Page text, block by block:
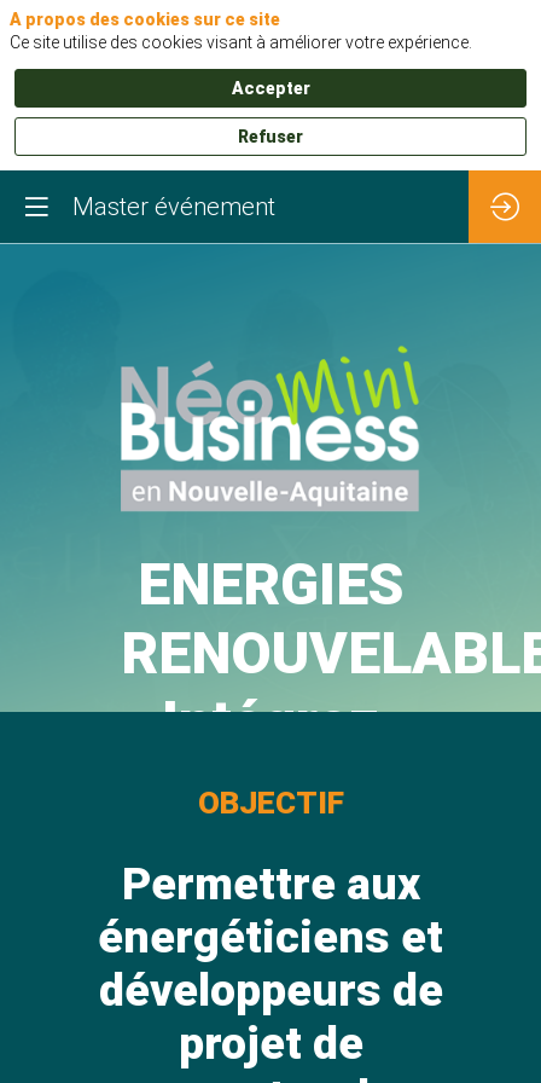
Master événement
ENERGIES
Intégrez
les
marchés
de la
production
et du
OBJECTIF
Permettre aux
énergéticiens et
développeurs de
projet de
A propos des cookies sur ce site
Ce site utilise des cookies visant à améliorer votre expérience.
Accepter
Refuser